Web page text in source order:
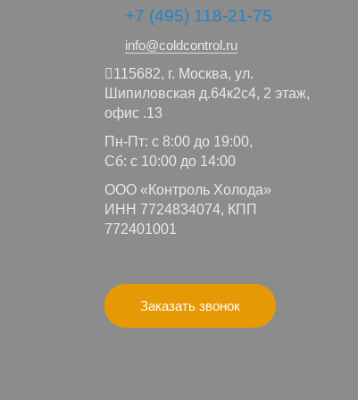
+7 (495) 118-21-75
info@coldcontrol.ru
115682, г. Москва, ул.
Шипиловская д.64к2с4, 2 этаж,
офис .13
Пн-Пт: с 8:00 до 19:00,
Сб: с 10:00 до 14:00
ООО «Контроль Холода»
ИНН 7724834074, КПП
772401001
Заказать звонок